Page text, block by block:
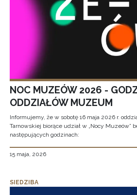
NOC MUZEÓW 2026 -
ODDZIAŁÓW MUZEUM
Informujemy, że w sobotę 16 maja 2026 r.
Tarnowskiej biorące udział w „Nocy Muzeów”
następujących godzinach:
15 maja, 2026
SIEDZIBA